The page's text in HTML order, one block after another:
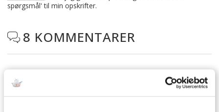
spørgsmål' til min opskrifter.
 8 KOMMENTARER
Winnie:
6. december 2025 kl. 11:32